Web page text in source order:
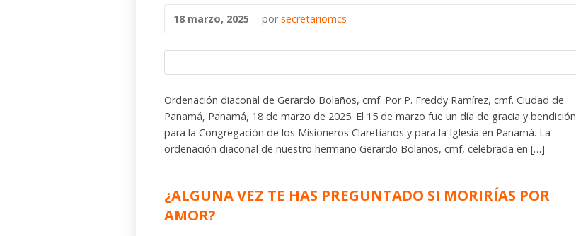
18 marzo, 2025 porsecretariomcs
Ordenación diaconal de Gerardo Bolaños, cmf. Por P. Freddy Ramírez, cmf. Ciudad de
Panamá, Panamá, 18 de marzo de 2025. El 15 de marzo fue un día de gracia y bendición
para la Congregación de los Misioneros Claretianos y para la Iglesia en Panamá. La
ordenación diaconal de nuestro hermano Gerardo Bolaños, cmf, celebrada en […]
¿ALGUNA VEZ TE HAS PREGUNTADO SI MORIRÍAS POR
AMOR?